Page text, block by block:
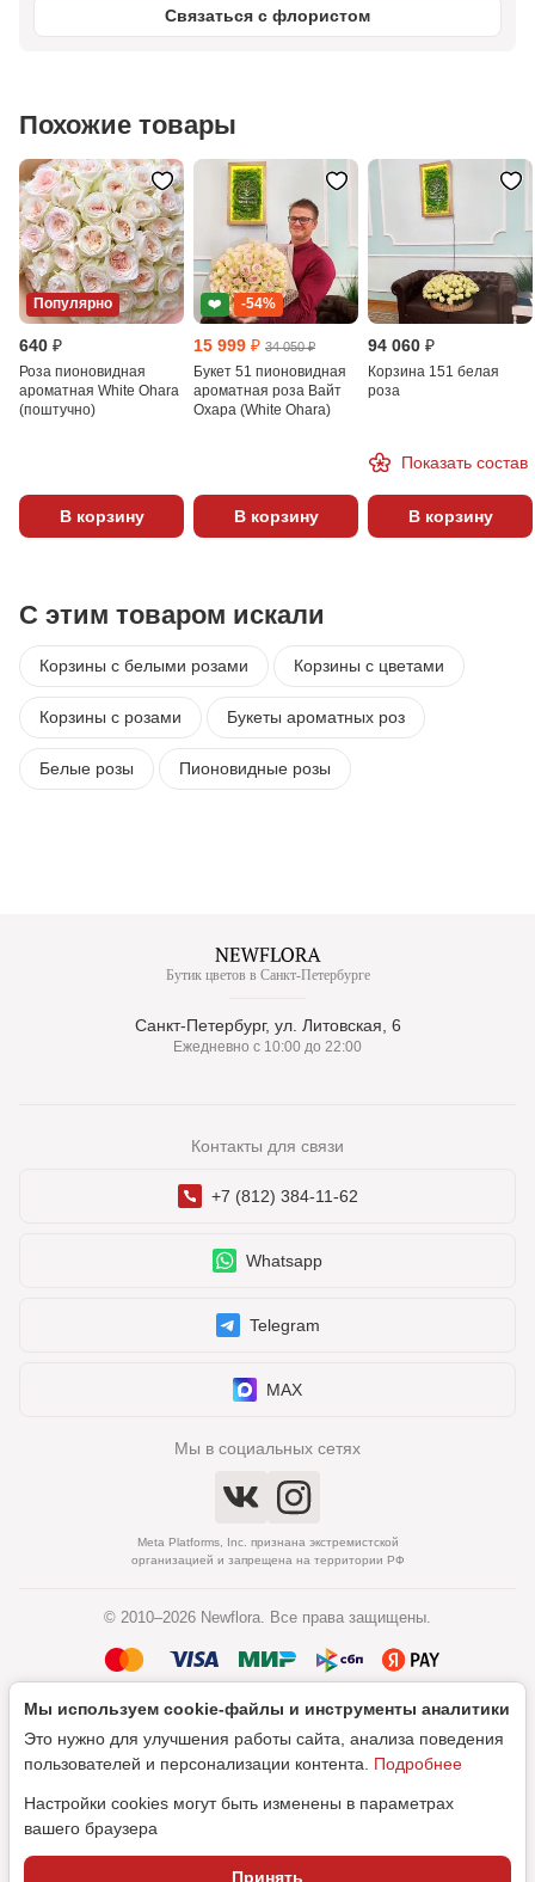
Связаться с флористом
Похожие товары
Популярно
640 ₽
Роза пионовидная
ароматная White Ohara
(поштучно)
В корзину
❤️ -54%
15 999 ₽ 34 050 ₽
Букет 51 пионовидная
ароматная роза Вайт
Охара (White Ohara)
В корзину
94 060 ₽
Корзина 151 белая
роза
Показать состав
В корзину
С этим товаром искали
Корзины с белыми розами Корзины с цветами
Корзины с розами Букеты ароматных роз
Белые розы Пионовидные розы
Бутик цветов в Санкт-Петербурге
Санкт-Петербург, ул. Литовская, 6
Ежедневно с 10:00 до 22:00
Контакты для связи
+7 (812) 384-11-62
Whatsapp
Telegram
MAX
Мы в социальных сетях
Meta Platforms, Inc. признана экстремистской
организацией и запрещена на территории РФ
© 2010–2026 Newflora. Все права защищены.
Политика обработки персональных данных
Согласие на обработку персональных данных
Мы используем cookie‑файлы и инструменты аналитики
Это нужно для улучшения работы сайта, анализа поведения
пользователей и персонализации контента. Подробнее
Настройки cookies могут быть изменены в параметрах
вашего браузера
Принять